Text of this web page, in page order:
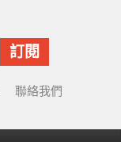
聯絡我們